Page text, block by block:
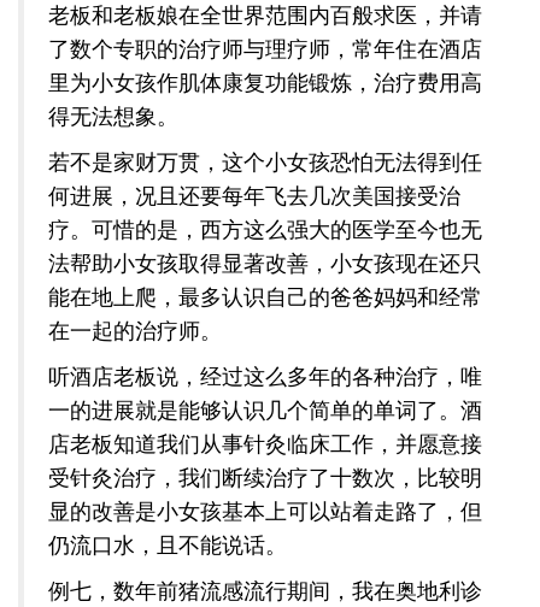
老板和老板娘在全世界范围内百般求医，并请
了数个专职的治疗师与理疗师，常年住在酒店
里为小女孩作肌体康复功能锻炼，治疗费用高
得无法想象。
若不是家财万贯，这个小女孩恐怕无法得到任
何进展，况且还要每年飞去几次美国接受治
疗。可惜的是，西方这么强大的医学至今也无
法帮助小女孩取得显著改善，小女孩现在还只
能在地上爬，最多认识自己的爸爸妈妈和经常
在一起的治疗师。
听酒店老板说，经过这么多年的各种治疗，唯
一的进展就是能够认识几个简单的单词了。酒
店老板知道我们从事针灸临床工作，并愿意接
受针灸治疗，我们断续治疗了十数次，比较明
显的改善是小女孩基本上可以站着走路了，但
仍流口水，且不能说话。
例七，数年前猪流感流行期间，我在奥地利诊